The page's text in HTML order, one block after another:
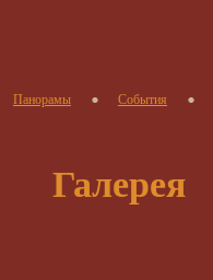
Панорамы События
Галерея